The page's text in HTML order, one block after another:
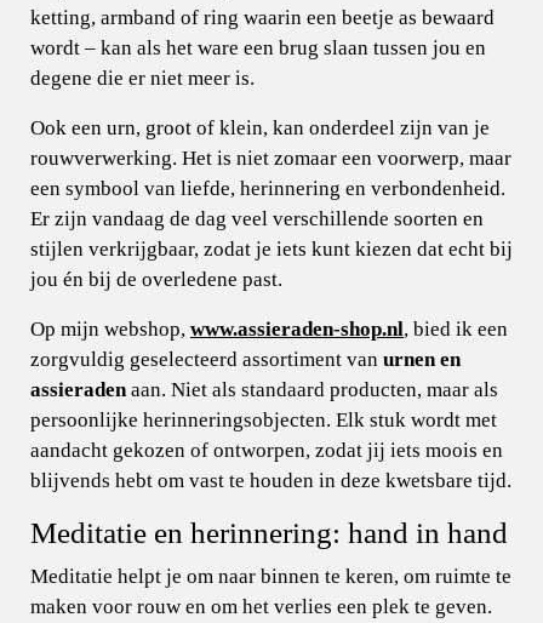
ketting, armband of ring waarin een beetje as bewaard
wordt – kan als het ware een brug slaan tussen jou en
degene die er niet meer is.
Ook een urn, groot of klein, kan onderdeel zijn van je
rouwverwerking. Het is niet zomaar een voorwerp, maar
een symbool van liefde, herinnering en verbondenheid.
Er zijn vandaag de dag veel verschillende soorten en
stijlen verkrijgbaar, zodat je iets kunt kiezen dat echt bij
jou én bij de overledene past.
Op mijn webshop, www.assieraden-shop.nl, bied ik een
zorgvuldig geselecteerd assortiment van urnen en
assieradenaan. Niet als standaard producten, maar als
persoonlijke herinneringsobjecten. Elk stuk wordt met
aandacht gekozen of ontworpen, zodat jij iets moois en
blijvends hebt om vast te houden in deze kwetsbare tijd.
Meditatie en herinnering: hand in hand
Meditatie helpt je om naar binnen te keren, om ruimte te
maken voor rouw en om het verlies een plek te geven.